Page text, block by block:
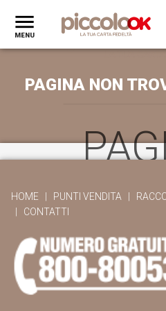
PAGINA NON
HOME PUNTI VENDITA
CONTATTI